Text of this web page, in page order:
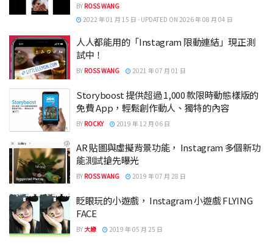
BY ROSS WANG
2022 年 01 月 15 日 - UPDATED ON 2026 年 08 月 04 日
人人都能用的「Instagram 限動連結」現正測
試中！
BY ROSS WANG 2021 年 07 月 01 日
Storyboost 提供超過 1,000 款限時動態樣版的
免費 App，輕鬆創作動人、獨特的內容
BY ROCKY 2019 年 12 月 06 日
AR 貼圖與虛擬背景功能， Instagram 多個新功
能測試搶先曝光
BY ROSS WANG 2019 年 07 月 28 日
眨眼玩的小遊戲， Instagram 小遊戲 FLYING
FACE
BY 大綠 2019 年 05 月 25 日